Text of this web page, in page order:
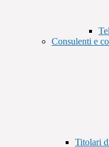
Consulenti e
Titolari